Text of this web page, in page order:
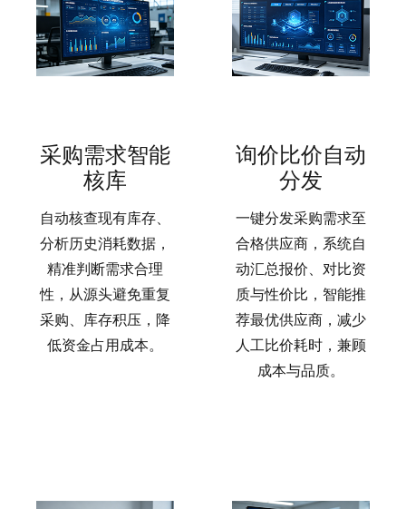
采购需求智能
核库
自动核查现有库存、
分析历史消耗数据，
精准判断需求合理
性，从源头避免重复
采购、库存积压，降
低资金占用成本。
询价比价自动
分发
一键分发采购需求至
合格供应商，系统自
动汇总报价、对比资
质与性价比，智能推
荐最优供应商，减少
人工比价耗时，兼顾
成本与品质。